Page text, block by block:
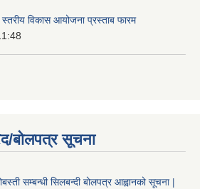
स्तरीय विकास आयोजना प्रस्ताब फारम
बोलपत्र सूचना
सम्बन्धी सिलबन्दी बोलपत्र आह्वानको सूचना |